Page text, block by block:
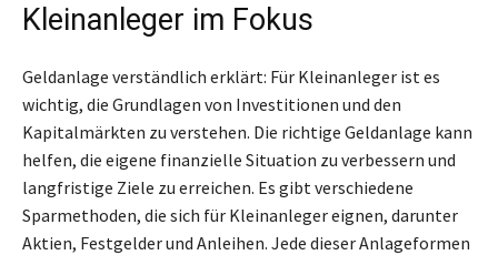
Kleinanleger im Fokus
Geldanlage verständlich erklärt: Für Kleinanleger ist es
wichtig, die Grundlagen von Investitionen und den
Kapitalmärkten zu verstehen. Die richtige Geldanlage kann
helfen, die eigene finanzielle Situation zu verbessern und
langfristige Ziele zu erreichen. Es gibt verschiedene
Sparmethoden, die sich für Kleinanleger eignen, darunter
Aktien, Festgelder und Anleihen. Jede dieser Anlageformen